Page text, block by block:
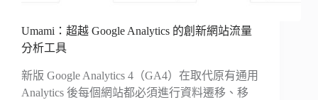
Umami：超越 Google Analytics 的創新網站流量
分析工具
新版 Google Analytics 4（GA4）在取代原有通用
Analytics 後每個網站都必須進行資料遷移、移